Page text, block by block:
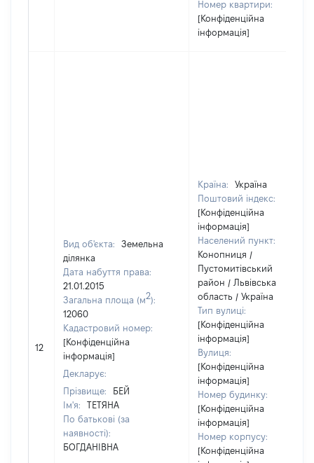
Номер квартири:
[Конфіденційна
інформація]
12
Вид об'єкта:
Земельна
ділянка
Дата набуття права:
21.01.2015
Загальна площа (м2):
12060
Кадастровий номер:
[Конфіденційна
інформація]
Декларує:
Прізвище:
БЕЙ
Ім'я:
ТЕТЯНА
По батькові (за
наявності):
БОГДАНІВНА
Країна:
Україна
Поштовий індекс:
[Конфіденційна
інформація]
Населений пункт:
Конопниця /
Пустомитівський
район / Львівська
область / Україна
Тип вулиці:
[Конфіденційна
інформація]
Вулиця:
[Конфіденційна
інформація]
Номер будинку:
[Конфіденційна
інформація]
Номер корпусу:
[Конфіденційна